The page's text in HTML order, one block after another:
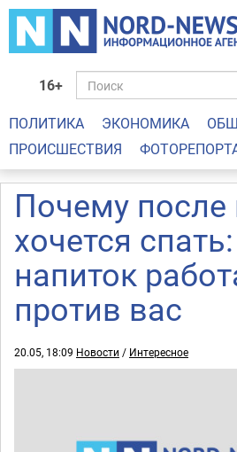
16+
ПОЛИТИКА ЭКОНОМИКА
ПРОИСШЕСТВИЯ
Почему после
хочется
напиток
против вас
20.05, 18:09 Новости / Интересное